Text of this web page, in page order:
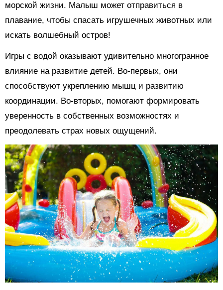
морской жизни. Малыш может отправиться в
плавание, чтобы спасать игрушечных животных или
искать волшебный остров!
Игры с водой оказывают удивительно многогранное
влияние на развитие детей. Во-первых, они
способствуют укреплению мышц и развитию
координации. Во-вторых, помогают формировать
уверенность в собственных возможностях и
преодолевать страх новых ощущений.